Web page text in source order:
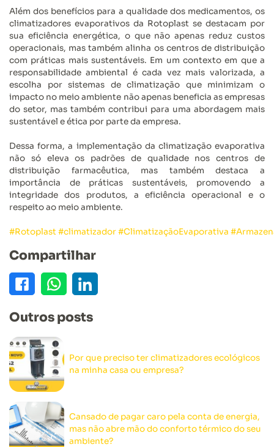
Além dos benefícios para a qualidade dos medicamentos, os
climatizadores evaporativos da Rotoplast se destacam por
sua eficiência energética, o que não apenas reduz custos
operacionais, mas também alinha os centros de distribuição
com práticas mais sustentáveis. Em um contexto em que a
responsabilidade ambiental é cada vez mais valorizada, a
escolha por sistemas de climatização que minimizam o
impacto no meio ambiente não apenas beneficia as empresas
do setor, mas também contribui para uma abordagem mais
sustentável e ética por parte da empresa.
Dessa forma, a implementação da climatização evaporativa
não só eleva os padrões de qualidade nos centros de
distribuição farmacêutica, mas também destaca a
importância de práticas sustentáveis, promovendo a
integridade dos produtos, a eficiência operacional e o
respeito ao meio ambiente.
#Rotoplast#climatizador#ClimatizaçãoEvaporativa
Compartilhar
Outros posts
Por que preciso ter climatizadores ecológicos
na minha casa ou empresa?
Cansado de pagar caro pela conta de energia,
mas não abre mão do conforto térmico do seu
ambiente?